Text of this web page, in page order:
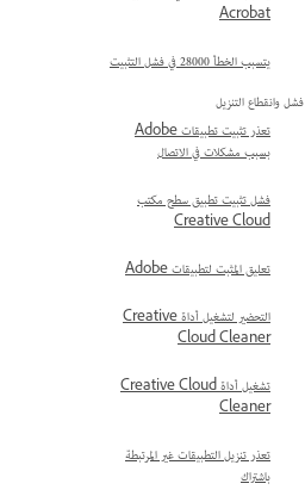
Acrobat
يتسبب الخطأ 28000 في فشل التثبيت
فشل وانقطاع التنزيل
تعذر تثبيت تطبيقات Adobe
بسبب مشكلات في الاتصال
فشل تثبيت تطبيق سطح مكتب
Creative Cloud
تعليق المثبت لتطبيقات Adobe
التحضير لتشغيل أداة Creative
Cloud Cleaner
تشغيل أداة Creative Cloud
Cleaner
تعذر تنزيل التطبيقات غير المرتبطة
باشتراك